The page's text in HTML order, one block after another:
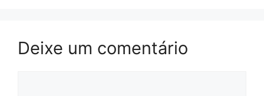
Deixe um comentário